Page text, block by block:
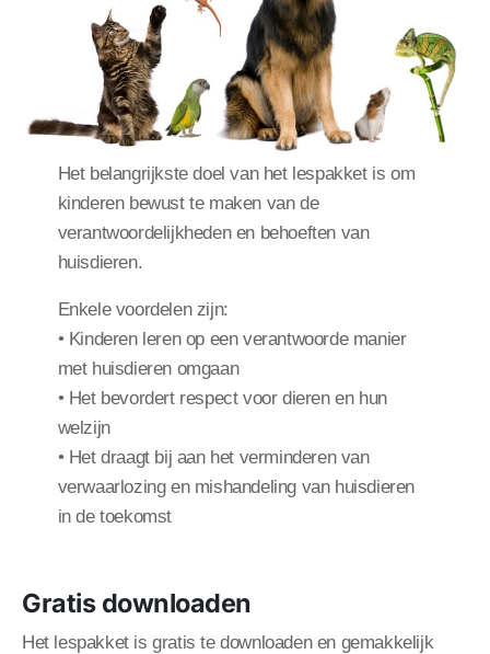
Het belangrijkste doel van het lespakket is om
kinderen bewust te maken van de
verantwoordelijkheden en behoeften van
huisdieren.
Enkele voordelen zijn:
• Kinderen leren op een verantwoorde manier
met huisdieren omgaan
• Het bevordert respect voor dieren en hun
welzijn
• Het draagt bij aan het verminderen van
verwaarlozing en mishandeling van huisdieren
in de toekomst
Gratis downloaden
Het lespakket is gratis te downloaden en gemakkelijk